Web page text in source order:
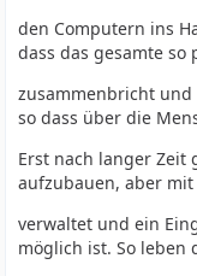
den Computern ins
dass das gesamte so
zusammenbricht
so dass über die
Erst nach langer Zeit
aufzubauen, aber
verwaltet und ein
möglich ist. So leben